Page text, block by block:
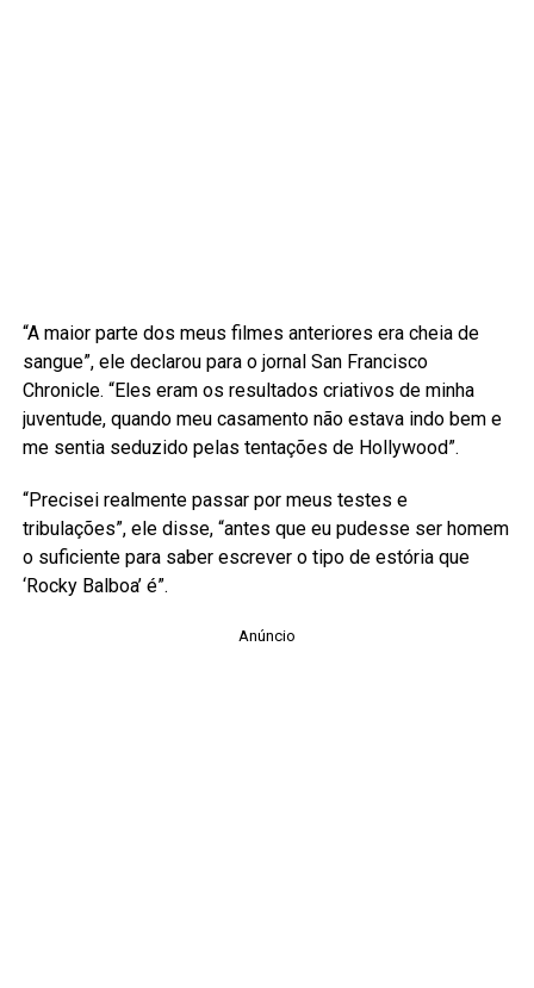
“A maior parte dos meus filmes anteriores era cheia de
sangue”, ele declarou para o jornal San Francisco
Chronicle. “Eles eram os resultados criativos de minha
juventude, quando meu casamento não estava indo bem e
me sentia seduzido pelas tentações de Hollywood”.
“Precisei realmente passar por meus testes e
tribulações”, ele disse, “antes que eu pudesse ser homem
o suficiente para saber escrever o tipo de estória que
‘Rocky Balboa’ é”.
Anúncio